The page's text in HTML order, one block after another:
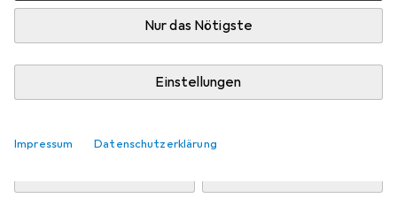
Nur das Nötigste
Einstellungen
Impressum Datenschutzerklärung
Lieferort angeben für genaue Lieferzeit